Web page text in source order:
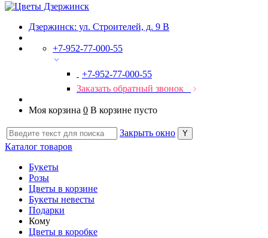
Дзержинск: ул. Строителей, д. 9 В
+7-952-77-000-55
+7-952-77-000-55
Заказать обратный звонок
Моя корзина 0 В корзине пусто
Закрыть окно
Каталог товаров
Букеты
Розы
Цветы в корзине
Букеты невесты
Подарки
Кому
Цветы в коробке